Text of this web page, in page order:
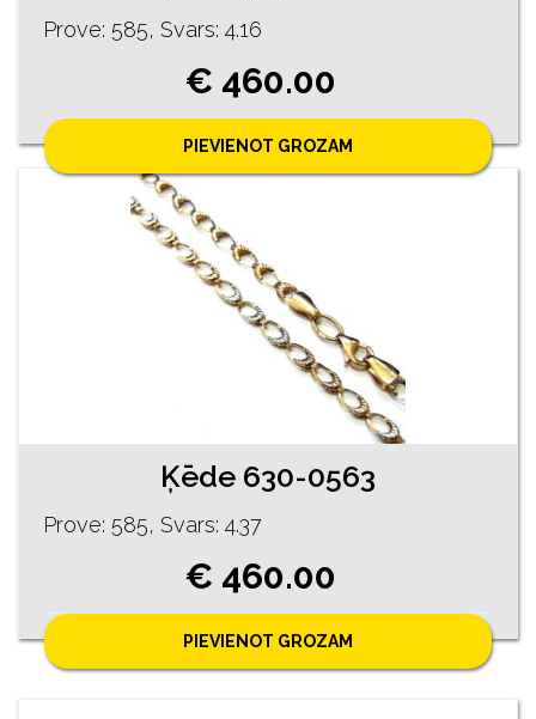
Prove: 585, Svars: 4.16
€ 460.00
PIEVIENOT GROZAM
Ķēde 630-0563
Prove: 585, Svars: 4.37
€ 460.00
PIEVIENOT GROZAM